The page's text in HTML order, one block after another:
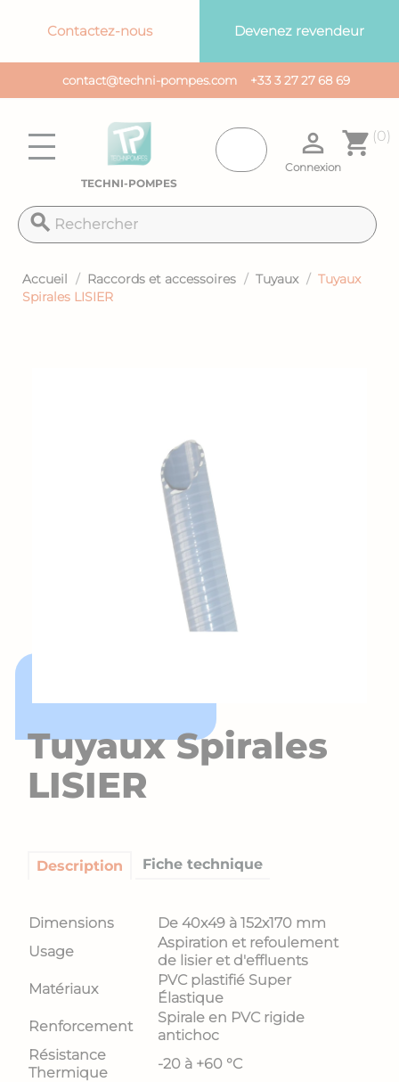
Contactez-nous Devenez revendeur
contact@techni-pompes.com +33 3 27 27 68 69
TECHNI-POMPES

Connexion
shopping_cart (0)
search
Accueil Raccords et accessoires Tuyaux
Tuyaux
Spirales LISIER
Tuyaux Spirales
LISIER
Description Fiche technique
Dimensions
De 40x49 à 152x170 mm
Usage
Aspiration et refoulement
de lisier et d'effluents
Matériaux
PVC plastifié Super
Élastique
Renforcement
Spirale en PVC rigide
antichoc
Résistance
Thermique
-20 à +60 °C